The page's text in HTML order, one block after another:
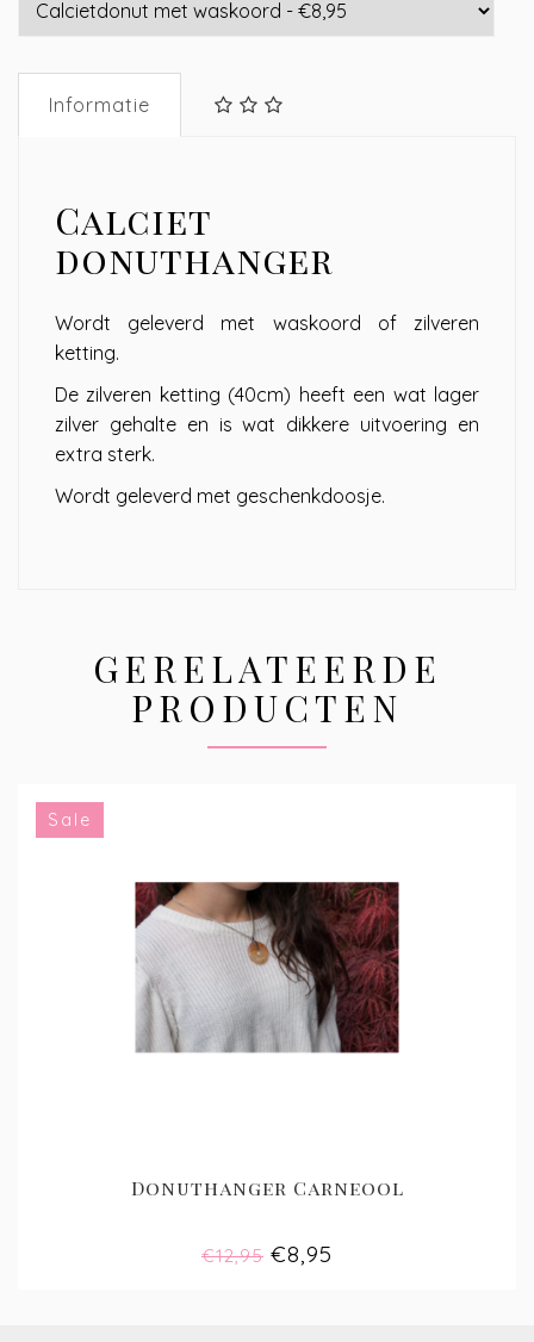
Informatie
Calciet
donuthanger
Wordt geleverd met waskoord of zilveren
ketting.
De zilveren ketting (40cm) heeft een wat lager
zilver gehalte en is wat dikkere uitvoering en
extra sterk.
Wordt geleverd met geschenkdoosje.
GERELATEERDE
PRODUCTEN
Sale
Donuthanger Carneool
€12,95 €8,95